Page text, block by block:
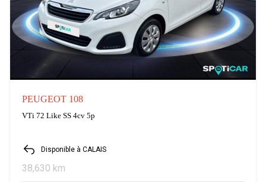
PEUGEOT 108
VTi 72 Like SS 4cv 5p
Disponible à CALAIS
38,630 km